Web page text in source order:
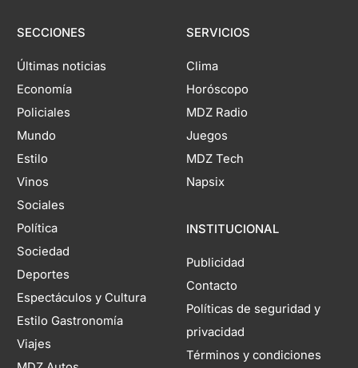
SECCIONES
Últimas noticias
Economía
Policiales
Mundo
Estilo
Vinos
Sociales
Política
Sociedad
Deportes
Espectáculos y Cultura
Estilo Gastronomía
Viajes
SERVICIOS
Clima
Horóscopo
MDZ Radio
Juegos
MDZ Tech
Napsix
INSTITUCIONAL
Publicidad
Contacto
Políticas de seguridad y
privacidad
Términos y condiciones